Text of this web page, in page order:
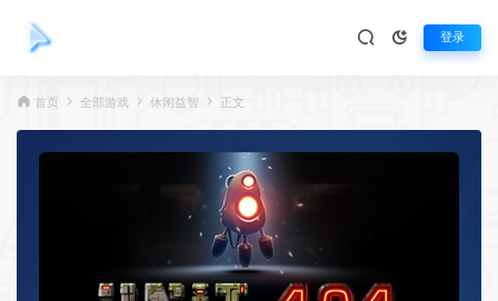
登录
首页 全部游戏 休闲益智 正文